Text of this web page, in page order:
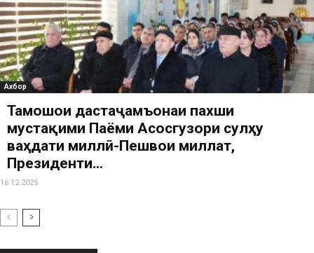
Ахбор
Тамошои дастаҷамъонаи пахши
мустақими Паёми Асосгузори сулҳу
ваҳдати миллӣ-Пешвои миллат,
Президенти...
16.12.2025